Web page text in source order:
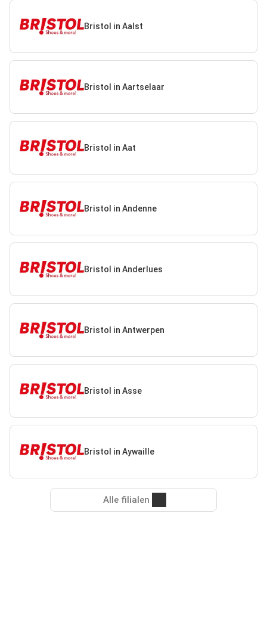
Bristol in Aalst
Bristol in Aartselaar
Bristol in Aat
Bristol in Andenne
Bristol in Anderlues
Bristol in Antwerpen
Bristol in Asse
Bristol in Aywaille
Alle filialen